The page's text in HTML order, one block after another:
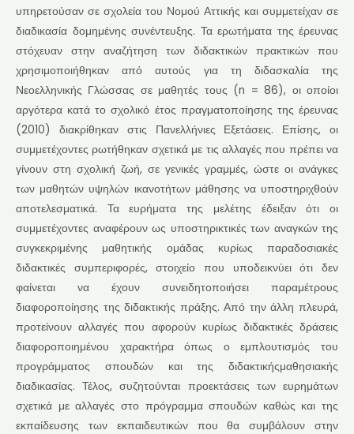
υπηρετούσαν σε σχολεία του Νομού Αττικής και συμμετείχαν σε
διαδικασία δομημένης συνέντευξης. Τα ερωτήματα της έρευνας
στόχευαν στην αναζήτηση των διδακτικών πρακτικών που
χρησιμοποιήθηκαν από αυτούς για τη διδασκαλία της
Νεοελληνικής Γλώσσας σε μαθητές τους (n = 86), οι οποίοι
αργότερα κατά το σχολικό έτος πραγματοποίησης της έρευνας
(2010) διακρίθηκαν στις Πανελλήνιες Εξετάσεις. Επίσης, οι
συμμετέχοντες ρωτήθηκαν σχετικά με τις αλλαγές που πρέπει να
γίνουν στη σχολική ζωή, σε γενικές γραμμές, ώστε οι ανάγκες
των μαθητών υψηλών ικανοτήτων μάθησης να υποστηριχθούν
αποτελεσματικά. Τα ευρήματα της μελέτης έδειξαν ότι οι
συμμετέχοντες αναφέρουν ως υποστηρικτικές των αναγκών της
συγκεκριμένης μαθητικής ομάδας κυρίως παραδοσιακές
διδακτικές συμπεριφορές, στοιχείο που υποδεικνύει ότι δεν
φαίνεται να έχουν συνειδητοποιήσει παραμέτρους
διαφοροποίησης της διδακτικής πράξης. Από την άλλη πλευρά,
προτείνουν αλλαγές που αφορούν κυρίως διδακτικές δράσεις
διαφοροποιημένου χαρακτήρα όπως ο εμπλουτισμός του
προγράμματος σπουδών και της διδακτικήςμαθησιακής
διαδικασίας. Τέλος, συζητούνται προεκτάσεις των ευρημάτων
σχετικά με αλλαγές στο πρόγραμμα σπουδών καθώς και της
εκπαίδευσης των εκπαιδευτικών που θα συμβάλουν στην